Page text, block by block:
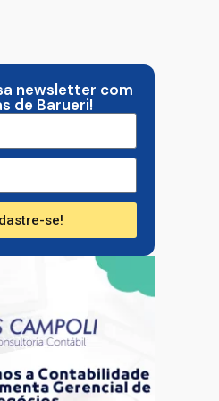
newsletter com
de Barueri!
se!